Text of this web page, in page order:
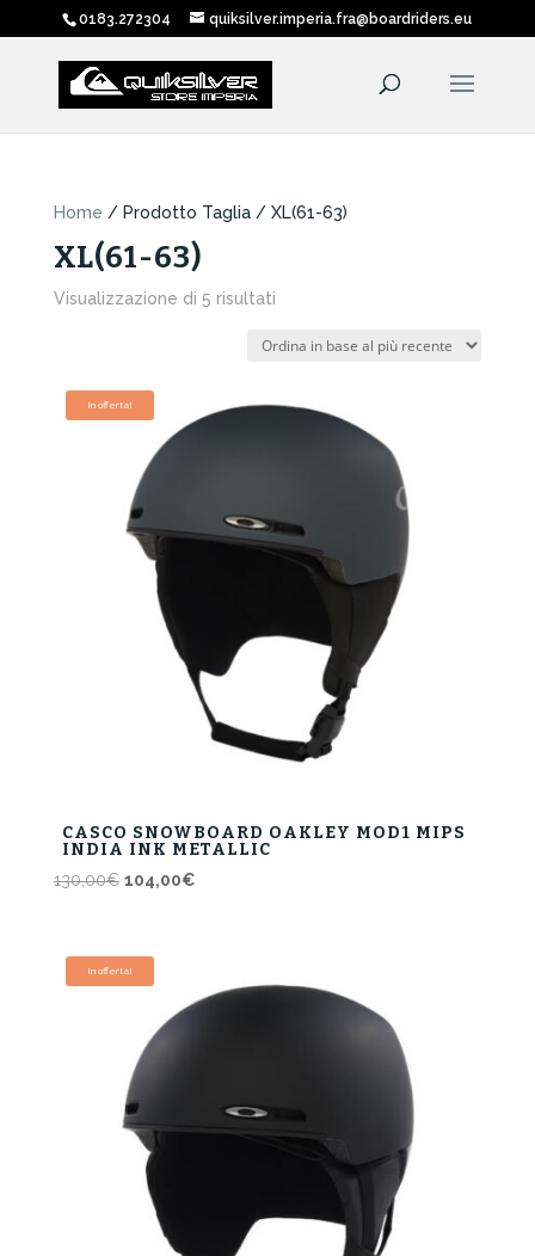
0183.272304 quiksilver.imperia.fra@boardriders.eu
Home / Prodotto Taglia / XL(61-63)
XL(61-63)
Visualizzazione di 5 risultatiOrdina
base
più
In offerta!
CASCO SNOWBOARD OAKLEY MOD1 MIPS
INDIA INK METALLIC
130,00€ Il
era:
130,00€.
104,00€Il
104,00€.
In offerta!